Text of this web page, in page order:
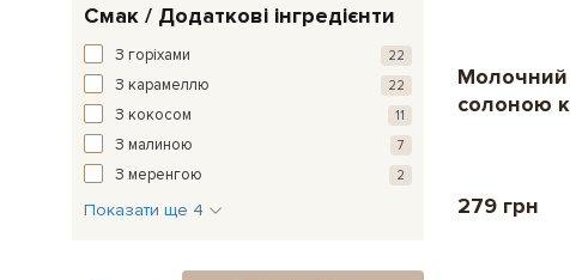
Смак / Додаткові інгредієнти
З горіхами 22
З карамеллю 22
З кокосом 11
З малиною 7
З меренгою 2
Показати ще 4
солоною
279 грн